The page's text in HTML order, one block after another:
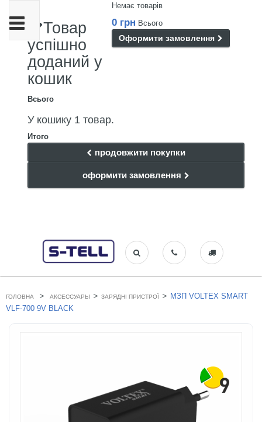
Немає товарів
0 грн Всього
Оформити замовлення
Товар
успішно
доданий у
кошик
Всього
У кошику 1 товар.
Итого
продовжити покупки
оформити замовлення
Toggle
navigation
ГОЛОВНА > АКСЕССУАРЫ > ЗАРЯДНІ ПРИСТРОЇ > МЗП VOLTEX SMART
VLF-700 9V BLACK